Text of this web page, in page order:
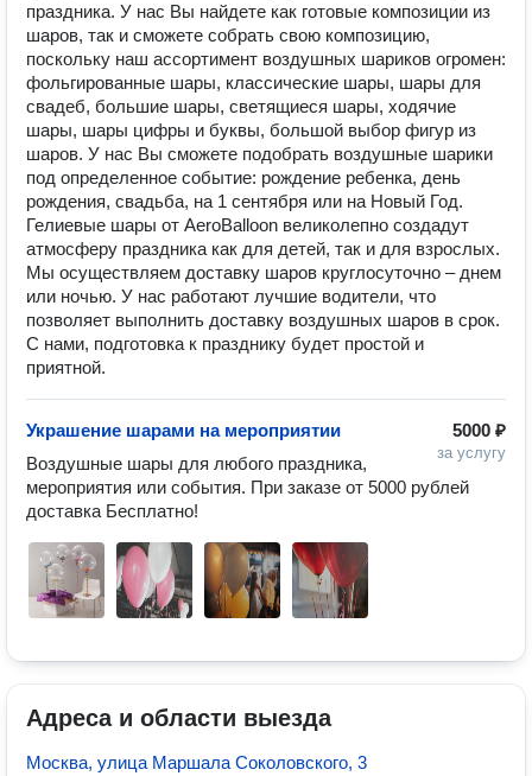
праздника. У нас Вы найдете как готовые композиции из
шаров, так и сможете собрать свою композицию,
поскольку наш ассортимент воздушных шариков огромен:
фольгированные шары, классические шары, шары для
свадеб, большие шары, светящиеся шары, ходячие
шары, шары цифры и буквы, большой выбор фигур из
шаров. У нас Вы сможете подобрать воздушные шарики
под определенное событие: рождение ребенка, день
рождения, свадьба, на 1 сентября или на Новый Год.
Гелиевые шары от AeroBalloon великолепно создадут
атмосферу праздника как для детей, так и для взрослых.
Мы осуществляем доставку шаров круглосуточно – днем
или ночью. У нас работают лучшие водители, что
позволяет выполнить доставку воздушных шаров в срок.
С нами, подготовка к празднику будет простой и
приятной.
5000 ₽
за услугу
Украшение шарами на мероприятии
Воздушные шары для любого праздника,
мероприятия или события. При заказе от 5000 рублей
доставка Бесплатно!
Адреса и области выезда
Москва, улица Маршала Соколовского, 3